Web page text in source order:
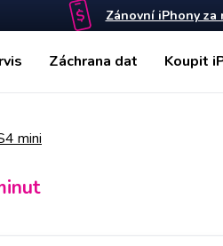
Zánovní iPhony za
Záchrana dat Koupit
mini